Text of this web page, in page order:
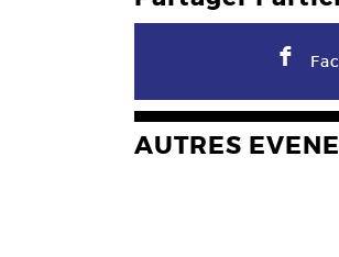
F
AUTRES